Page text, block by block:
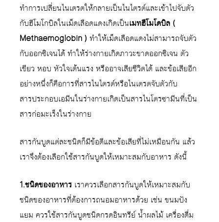
ทำการเปลี่ยนไนเตรตให้กลายเป็นไนไตรต์และเข้าไปจับตัว
กับฮีโมโกบิลในเม็ดเลือดแดงเกิดเป็นเมทฮีโมโดบิล (
Methaemoglobin ) ทำให้เม็ดเลือดแดงไม่สามารถจับตัว
กับออกซิเจนได้ ทำให้ร่างกายเกิดภาวะขาดออกซิเจน ตัว
เขียว หอบ หัวใจเต้นแรง หรืออาจเสียชีวิตได้ และข้อเสียอีก
อย่างหนึ่งก็คือการที่สารไนไตรต์หรือไนเตรตจับตัวกับ
สารประกอบเอมีนในร่างกายเกิดเป็นสารไนโตรซามีนที่เป็น
สารก่อมะเร็งในร่างกาย
สารกันบูดแต่ละชนิดก็มีข้อดีและข้อเสียที่ไม่เหมือนกัน แล้ว
เราจึงต้องเลือกใช้สารกันบูดให้เหมาะสมกับอาหาร ดังนี้
1.ชนิดของอาหาร เราควรเลือกสารกันบูดให้เหมาะสมกับ
ชนิดของอาหารที่ต้องการถนอมอาหารด้วย เช่น ขนมปัง
แยม ควรใช้สารกันบูดชนิดกรดอินทรีย์ น้ำผลไม้ เครื่องดื่ม